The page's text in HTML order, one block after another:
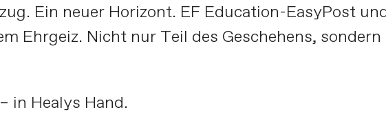
Ein neuer Horizont. EF Education-EasyPost
Ehrgeiz. Nicht nur Teil des Geschehens,
in Healys Hand.